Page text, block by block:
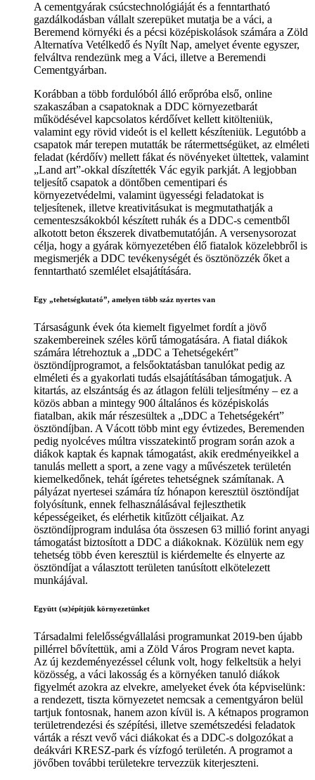
A cementgyárak csúcstechnológiáját és a fenntartható
gazdálkodásban vállalt szerepüket mutatja be a váci, a
Beremend környéki és a pécsi középiskolások számára a Zöld
Alternatíva Vetélkedő és Nyílt Nap, amelyet évente egyszer,
felváltva rendezünk meg a Váci, illetve a Beremendi
Cementgyárban.
Korábban a több fordulóból álló erőpróba első, online
szakaszában a csapatoknak a DDC környezetbarát
működésével kapcsolatos kérdőívet kellett kitölteniük,
valamint egy rövid videót is el kellett készíteniük. Legutóbb a
csapatok már terepen mutatták be rátermettségüket, az elméleti
feladat (kérdőív) mellett fákat és növényeket ültettek, valamint
„Land art”-okkal díszítették Vác egyik parkját. A legjobban
teljesítő csapatok a döntőben cementipari és
környezetvédelmi, valamint ügyességi feladatokat is
teljesítenek, illetve kreativitásukat is megmutathatják a
cementeszsákokból készített ruhák és a DDC-s cementből
alkotott beton ékszerek divatbemutatóján. A versenysorozat
célja, hogy a gyárak környezetében élő fiatalok közelebbről is
megismerjék a DDC tevékenységét és ösztönözzék őket a
fenntartható szemlélet elsajátítására.
Egy „tehetségkutató”, amelyen több száz nyertes van
Társaságunk évek óta kiemelt figyelmet fordít a jövő
szakembereinek széles körű támogatására. A fiatal diákok
számára létrehoztuk a „DDC a Tehetségekért”
ösztöndíjprogramot, a felsőoktatásban tanulókat pedig az
elméleti és a gyakorlati tudás elsajátításában támogatjuk. A
kitartás, az elszántság és az átlagon felüli teljesítmény – ez a
közös abban a mintegy 900 általános és középiskolás
fiatalban, akik már részesültek a „DDC a Tehetségekért”
ösztöndíjban. A Vácott több mint egy évtizedes, Beremenden
pedig nyolcéves múltra visszatekintő program során azok a
diákok kaptak és kapnak támogatást, akik eredményeikkel a
tanulás mellett a sport, a zene vagy a művészetek területén
kiemelkedőnek, tehát ígéretes tehetségnek számítanak. A
pályázat nyertesei számára tíz hónapon keresztül ösztöndíjat
folyósítunk, ennek felhasználásával fejleszthetik
képességeiket, és elérhetik kitűzött céljaikat. Az
ösztöndíjprogram indulása óta összesen 63 millió forint anyagi
támogatást biztosított a DDC a diákoknak. Közülük nem egy
tehetség több éven keresztül is kiérdemelte és elnyerte az
ösztöndíjat a választott területen tanúsított elkötelezett
munkájával.
Együtt (sz)építjük környezetünket
Társadalmi felelősségvállalási programunkat 2019-ben újabb
pillérrel bővítettük, ami a Zöld Város Program nevet kapta.
Az új kezdeményezéssel célunk volt, hogy felkeltsük a helyi
közösség, a váci lakosság és a környéken tanuló diákok
figyelmét azokra az elvekre, amelyeket évek óta képviselünk:
a rendezett, tiszta környezetet nemcsak a cementgyáron belül
tartjuk fontosnak, hanem azon kívül is. A kétnapos programon
területrendezési és szépítési, illetve szemétszedési feladatok
várták a részt vevő váci diákokat és a DDC-s dolgozókat a
deákvári KRESZ-park és vízfogó területén. A programot a
jövőben további területekre tervezzük kiterjeszteni.